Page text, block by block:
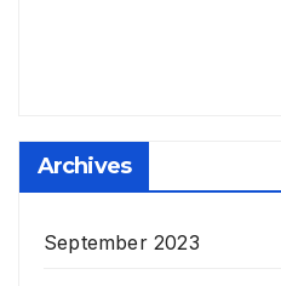
Archives
September 2023